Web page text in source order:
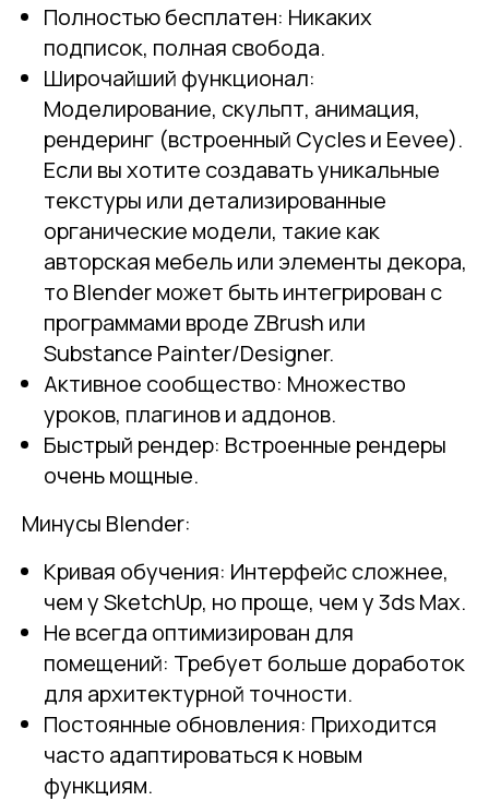
Полностью бесплатен: Никаких
подписок, полная свобода.
Широчайший функционал:
Моделирование, скульпт, анимация,
рендеринг (встроенный Cycles и Eevee).
Если вы хотите создавать уникальные
текстуры или детализированные
органические модели, такие как
авторская мебель или элементы декора,
то Blender может быть интегрирован с
программами вроде ZBrush или
Substance Painter/Designer.
Активное сообщество: Множество
уроков, плагинов и аддонов.
Быстрый рендер: Встроенные рендеры
очень мощные.
Минусы Blender:
Кривая обучения: Интерфейс сложнее,
чем у SketchUp, но проще, чем у 3ds Max.
Не всегда оптимизирован для
помещений: Требует больше доработок
для архитектурной точности.
Постоянные обновления: Приходится
часто адаптироваться к новым
функциям.